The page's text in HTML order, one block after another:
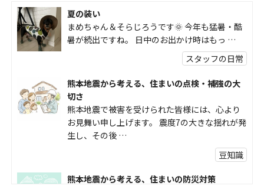
夏の装い
まめちゃん＆そらじろうです🌞 今年も猛暑・酷
暑が続出ですね。 日中のお出かけ時はもっ …
スタッフの日常
熊本地震から考える、住まいの点検・補強の大
切さ
熊本地震で被害を受けられた皆様には、心より
お見舞い申し上げます。 震度7の大きな揺れが発
生し、その後 …
豆知識
熊本地震から考える、住まいの防災対策